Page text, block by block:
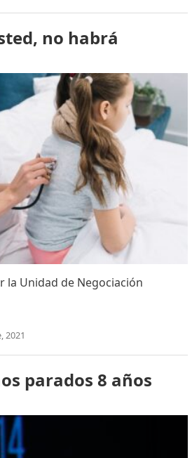
no habrá
Unidad de Negociación
2021
parados 8 años